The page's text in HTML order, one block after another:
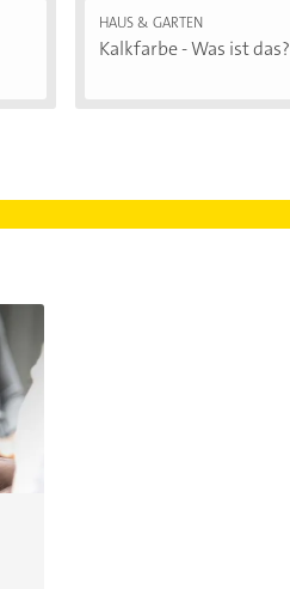
HAUS & GARTEN
Kalkfarbe - Was ist das?